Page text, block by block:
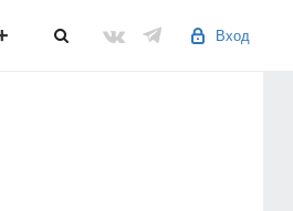
Вход